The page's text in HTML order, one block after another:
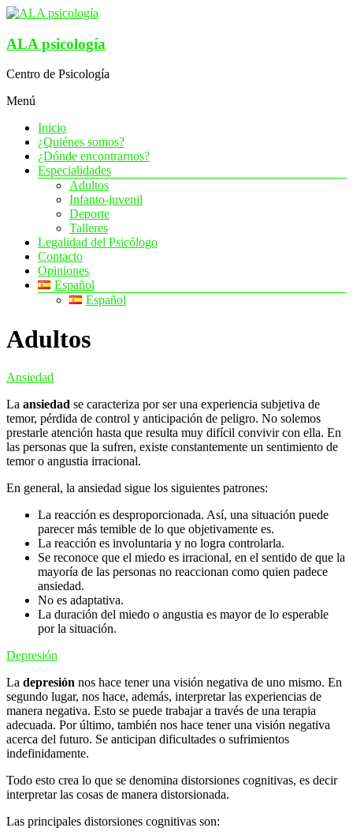
Saltar
contenido
ALA psicología
Centro de Psicología
Menú
Inicio
¿Quiénes somos?
¿Dónde encontrarnos?
Especialidades
Adultos
Infanto-juvenil
Deporte
Talleres
Legalidad del Psicólogo
Contacto
Opiniones
Español
Español
Adultos
Ansiedad
La ansiedad se caracteriza por ser una experiencia subjetiva de
temor, pérdida de control y anticipación de peligro. No solemos
prestarle atención hasta que resulta muy difícil convivir con ella. En
las personas que la sufren, existe constantemente un sentimiento de
temor o angustia irracional.
En general, la ansiedad sigue los siguientes patrones:
La reacción es desproporcionada. Así, una situación puede
parecer más temible de lo que objetivamente es.
La reacción es involuntaria y no logra controlarla.
Se reconoce que el miedo es irracional, en el sentido de que la
mayoría de las personas no reaccionan como quien padece
ansiedad.
No es adaptativa.
La duración del miedo o angustia es mayor de lo esperable
por la situación.
Depresión
La depresión nos hace tener una visión negativa de uno mismo. En
segundo lugar, nos hace, además, interpretar las experiencias de
manera negativa. Esto se puede trabajar a través de una terapia
adecuada. Por último, también nos hace tener una visión negativa
acerca del futuro. Se anticipan dificultades o sufrimientos
indefinidamente.
Todo esto crea lo que se denomina distorsiones cognitivas, es decir
interpretar las cosas de manera distorsionada.
Las principales distorsiones cognitivas son: